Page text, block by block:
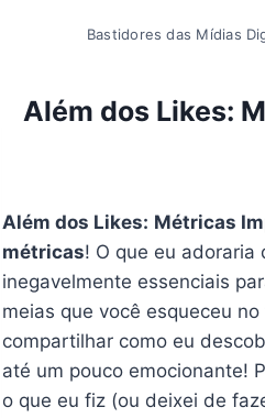
Bastidores das Mídias
Além dos Likes:
Além dos Likes: Métricas
métricas! O que eu adoraria
inegavelmente essenciais
meias que você esqueceu
compartilhar como eu
até um pouco emocionante!
o que eu fiz (ou deixei de